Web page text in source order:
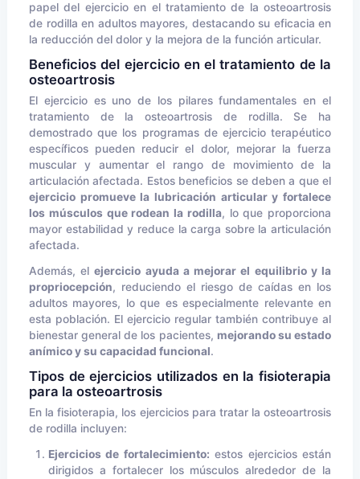
papel del ejercicio en el tratamiento de la osteoartrosis
de rodilla en adultos mayores, destacando su eficacia en
la reducción del dolor y la mejora de la función articular.
Beneficios del ejercicio en el tratamiento de la
osteoartrosis
El ejercicio es uno de los pilares fundamentales en el
tratamiento de la osteoartrosis de rodilla. Se ha
demostrado que los programas de ejercicio terapéutico
específicos pueden reducir el dolor, mejorar la fuerza
muscular y aumentar el rango de movimiento de la
articulación afectada. Estos beneficios se deben a que el
ejercicio promueve la lubricación articular y fortalece
los músculos que rodean la rodilla, lo que proporciona
mayor estabilidad y reduce la carga sobre la articulación
afectada.
Además, elejercicio ayuda a mejorar el equilibrio y la
propriocepción, reduciendo el riesgo de caídas en los
adultos mayores, lo que es especialmente relevante en
esta población. El ejercicio regular también contribuye al
bienestar general de los pacientes, mejorando su estado
anímico y su capacidad funcional.
Tipos de ejercicios utilizados en la fisioterapia
para la osteoartrosis
En la fisioterapia, los ejercicios para tratar la osteoartrosis
de rodilla incluyen:
Ejercicios de fortalecimiento: estos ejercicios están
dirigidos a fortalecer los músculos alrededor de la